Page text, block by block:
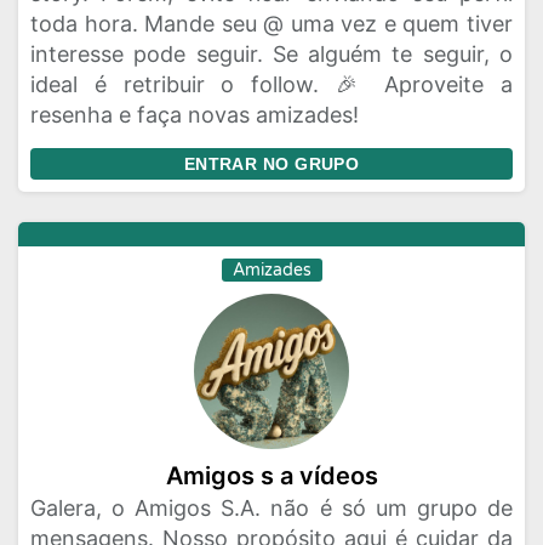
toda hora. Mande seu @ uma vez e quem tiver
interesse pode seguir. Se alguém te seguir, o
ideal é retribuir o follow. 🎉 Aproveite a
resenha e faça novas amizades!
ENTRAR NO GRUPO
Amizades
Amigos s a vídeos
Galera, o Amigos S.A. não é só um grupo de
mensagens. Nosso propósito aqui é cuidar da